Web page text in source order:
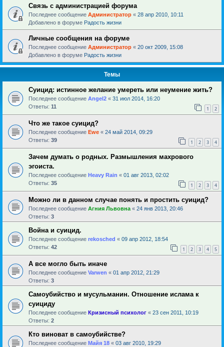
Связь с администрацией форума
Последнее сообщение Администратор « 28 апр 2010, 10:11
Добавлено в форуме Радость жизни
Личные сообщения на форуме
Последнее сообщение Администратор « 20 окт 2009, 15:08
Добавлено в форуме Радость жизни
Темы
Суицид: истинное желание умереть или неумение жить?
Последнее сообщение Angel2 « 31 июл 2014, 16:20
Ответы: 11 1 2
Что же такое суицид?
Последнее сообщение Ewe « 24 май 2014, 09:29
Ответы: 39 1 2 3 4
Зачем думать о родных. Размышления махрового
эгоиста.
Последнее сообщение Heavy Rain « 01 авг 2013, 02:02
Ответы: 35 1 2 3 4
Можно ли в данном случае понять и простить суицид?
Последнее сообщение Агния Львовна « 24 янв 2013, 20:46
Ответы: 3
Война и суицид.
Последнее сообщение rekosched « 09 апр 2012, 18:54
Ответы: 42 1 2 3 4 5
А все могло быть иначе
Последнее сообщение Varwen « 01 апр 2012, 21:29
Ответы: 3
Самоубийство и мусульманин. Отношение ислама к
суициду
Последнее сообщение Кризисный психолог « 23 сен 2011, 10:19
Ответы: 2
Кто виноват в самоубийстве?
Последнее сообщение Майя 18 « 03 авг 2010, 19:29